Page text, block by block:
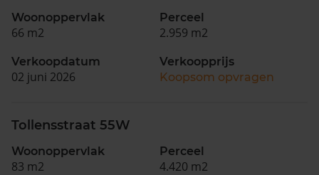
Woonoppervlak
66 m2
Perceel
2.959 m2
Verkoopdatum
02 juni 2026
Verkoopprijs
Koopsom opvragen
Tollensstraat 55W
Woonoppervlak
83 m2
Perceel
4.420 m2